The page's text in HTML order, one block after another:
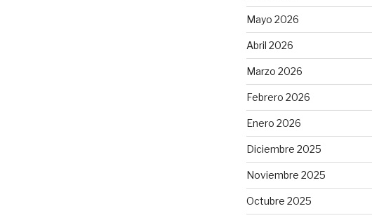
Mayo 2026
Abril 2026
Marzo 2026
Febrero 2026
Enero 2026
Diciembre 2025
Noviembre 2025
Octubre 2025